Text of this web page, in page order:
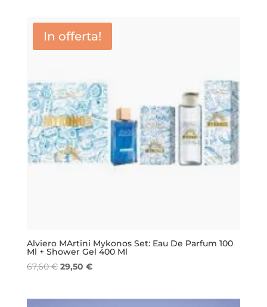
In offerta!
Alviero MArtini Mykonos Set: Eau De Parfum 100
Ml + Shower Gel 400 Ml
67,60€ Il
29,50 €Il